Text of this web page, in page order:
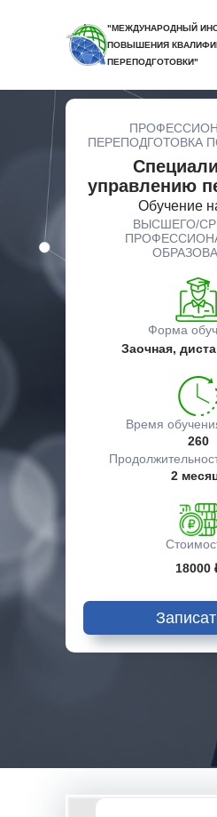
"МЕЖДУНАРОДНЫЙ
ПОВЫШЕНИЯ
ПЕРЕПОДГОТОВКИ"
ПЕРЕПОДГОТОВКА
управлению
Обучение
ВЫСШЕГО/
Форма
Заочная,
Время
260
2
18000